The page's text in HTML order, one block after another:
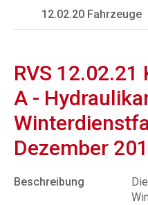
12.02.20 Fahrzeuge
RVS
A -
Dezember
Beschreibung